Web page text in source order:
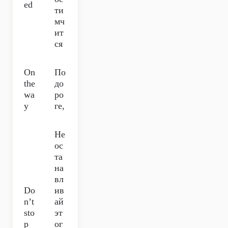
ed
ти
мч
ит
ся
On
the
wa
y
По
до
ро
ге,
Do
n’t
sto
p
Не
ос
та
на
вл
ив
ай
эт
ог